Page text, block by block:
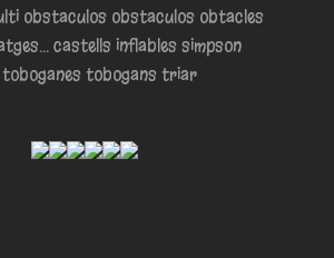
obstaculos obstaculos obtacles
castells inflables simpson
toboganes tobogans triar